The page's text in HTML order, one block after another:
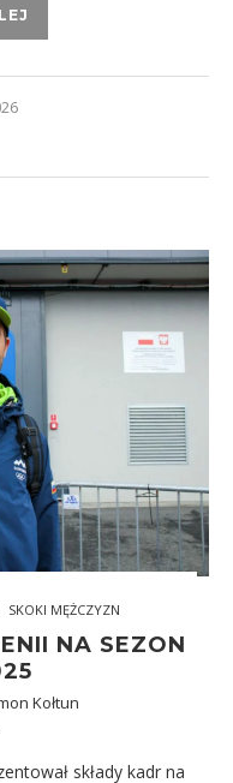
SKOKI MĘŻCZYZN
NA SEZON
Kołtun
składy kadr na